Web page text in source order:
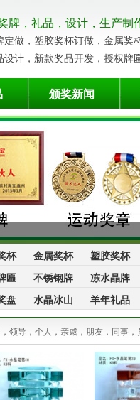
牌，礼品，设计，生产制
做，塑胶奖杯订做，金属奖
计，新款奖品开发，授权牌
颁奖新闻
杯 金属奖杯 塑胶奖杯
匾 不锈钢牌 冻水晶牌
盘 水晶冰山 羊年礼品
领导，个人，亲戚，朋友，同事